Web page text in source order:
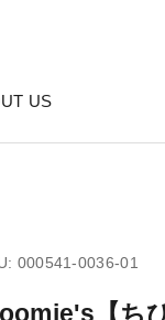
US
000541-0036-01
【ち